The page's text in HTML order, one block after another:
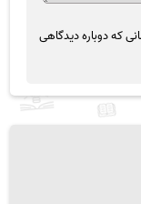
که دوباره دیدگاهی